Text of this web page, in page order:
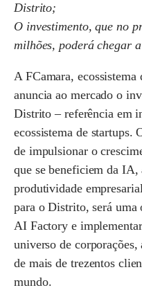
Distrito;
O investimento, que no
milhões, poderá chegar
A FCamara,
anuncia ao mercado o
Distrito – referência em
ecossistema de
de impulsionar o
que se beneficiem da IA,
produtividade
para o Distrito, será uma
AI Factory e
universo de
de mais de trezentos
mundo.